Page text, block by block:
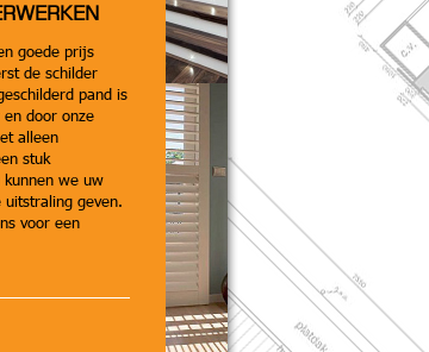
goede prijs
de schilder
pand is
door onze
alleen
stuk
we uw
geven.
voor een